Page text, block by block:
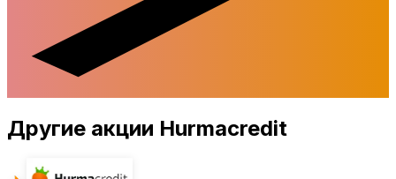
Другие акции Hurmacredit